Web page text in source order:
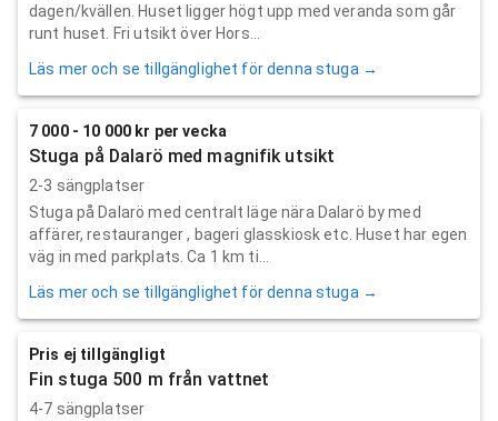
dagen/kvällen. Huset ligger högt upp med veranda som går
runt huset. Fri utsikt över Hors...
Läs mer och se tillgänglighet för denna stuga →
7 000 - 10 000 kr per vecka
Stuga på Dalarö med magnifik utsikt
2-3 sängplatser
Stuga på Dalarö med centralt läge nära Dalarö by med
affärer, restauranger , bageri glasskiosk etc. Huset har egen
väg in med parkplats. Ca 1 km ti...
Läs mer och se tillgänglighet för denna stuga →
Pris ej tillgängligt
Fin stuga 500 m från vattnet
4-7 sängplatser